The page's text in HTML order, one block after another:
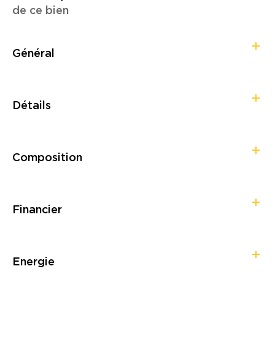
de ce bien
Général
Détails
Composition
Financier
Energie